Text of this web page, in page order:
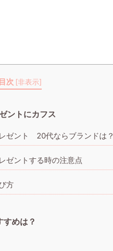
目次 [非表示]
ントにカフス
ゼント 20代ならブランドは？
ゼントする時の注意点
方
めは？